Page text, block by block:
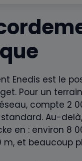
Enedis est le
Pour un
compte 2
Au-
en : environ 8
m, et beaucoup